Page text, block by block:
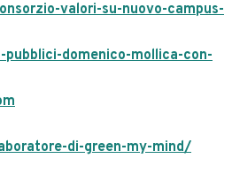
valori-su-nuovo-campus-
domenico-mollica-con-
di-green-my-mind/